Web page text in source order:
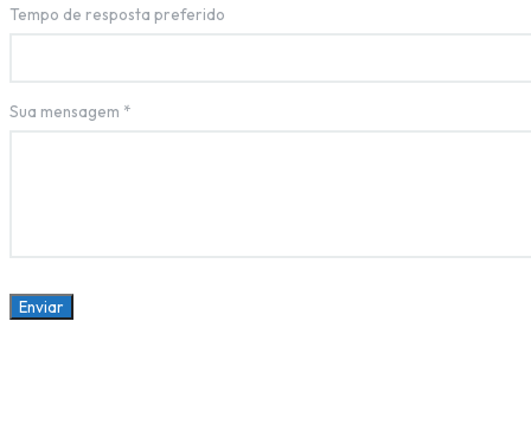
Tempo de resposta preferido
Sua mensagem *
Enviar